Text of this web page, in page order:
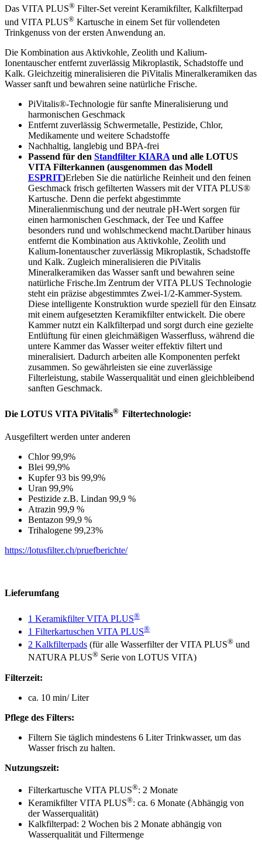
Das VITA PLUS® Filter-Set vereint Keramikfilter, Kalkfilterpad
und VITA PLUS® Kartusche in einem Set für vollendeten
Trinkgenuss von der ersten Anwendung an.
Die Kombination aus Aktivkohle, Zeolith und Kalium-
Ionentauscher entfernt zuverlässig Mikroplastik, Schadstoffe und
Kalk. Gleichzeitig mineralisieren die PiVitalis Mineralkeramiken das
Wasser sanft und bewahren seine natürliche Frische.
PiVitalis®-Technologie für sanfte Mineralisierung und
harmonischen Geschmack
Entfernt zuverlässig Schwermetalle, Pestizide, Chlor,
Medikamente und weitere Schadstoffe
Nachhaltig, langlebig und BPA-frei
Passend für den Standfilter KIARA und alle LOTUS
VITA Filterkannen (ausgenommen das Modell
ESPRIT)Erleben Sie die natürliche Reinheit und den feinen
Geschmack frisch gefilterten Wassers mit der VITA PLUS®
Kartusche. Denn die perfekt abgestimmte
Mineralienmischung und der neutrale pH-Wert sorgen für
einen harmonischen Geschmack, der Tee und Kaffee
besonders rund und wohlschmeckend macht.Darüber hinaus
entfernt die Kombination aus Aktivkohle, Zeolith und
Kalium-Ionentauscher zuverlässig Mikroplastik, Schadstoffe
und Kalk. Zugleich mineralisieren die PiVitalis
Mineralkeramiken das Wasser sanft und bewahren seine
natürliche Frische.Im Zentrum der VITA PLUS Technologie
steht ein präzise abgestimmtes Zwei-1/2-Kammer-System.
Diese intelligente Konstruktion wurde speziell für den Einsatz
mit einem aufgesetzten Keramikfilter entwickelt. Die obere
Kammer nutzt ein Kalkfilterpad und sorgt durch eine gezielte
Entlüftung für einen gleichmäßigen Wasserfluss, während die
untere Kammer das Wasser weiter effektiv filtert und
mineralisiert. Dadurch arbeiten alle Komponenten perfekt
zusammen. So gewährleisten sie eine zuverlässige
Filterleistung, stabile Wasserqualität und einen gleichbleibend
sanften Geschmack.
Die LOTUS VITA PiVitalis® Filtertechnologie:
Ausgefiltert werden unter anderen
Chlor 99,9%
Blei 99,9%
Kupfer 93 bis 99,9%
Uran 99,9%
Pestizide z.B. Lindan 99,9 %
Atrazin 99,9 %
Bentazon 99,9 %
Trihalogene 99,23%
https://lotusfilter.ch/pruefberichte/
Lieferumfang
1 Keramikfilter VITA PLUS®
1 Filterkartuschen VITA PLUS®
2 Kalkfilterpads (für alle Wasserfilter der VITA PLUS® und
NATURA PLUS® Serie von LOTUS VITA)
Filterzeit:
ca. 10 min/ Liter
Pflege des Filters:
Filtern Sie täglich mindestens 6 Liter Trinkwasser, um das
Wasser frisch zu halten.
Nutzungszeit:
Filterkartusche VITA PLUS®: 2 Monate
Keramikfilter VITA PLUS®: ca. 6 Monate (Abhängig von
der Wasserqualität)
Kalkfilterpad: 2 Wochen bis 2 Monate abhängig von
Wasserqualität und Filtermenge